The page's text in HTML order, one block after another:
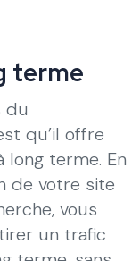
terme
du
qu’il offre
terme. En
de votre site
vous
un trafic